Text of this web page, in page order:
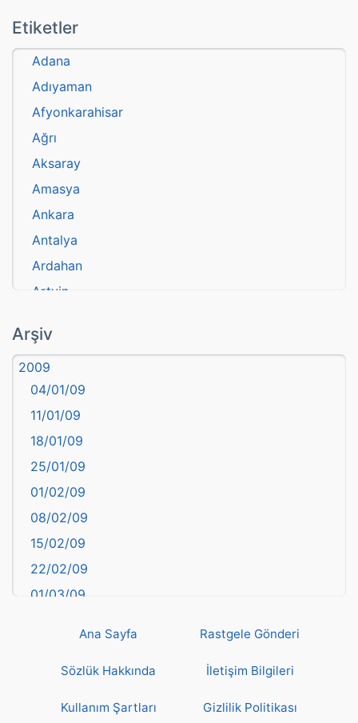
Etiketler
Adana
Adıyaman
Afyonkarahisar
Ağrı
Aksaray
Amasya
Ankara
Antalya
Ardahan
Artvin
Aydın
Balıkesir
Bartın
başkentler
Batman
Bayburt
Bilecik
Bingöl
Bitlis
Bolu
Burdur
Çankırı
Çorum
Arşiv
2009
04/01/09
11/01/09
18/01/09
25/01/09
01/02/09
08/02/09
15/02/09
22/02/09
01/03/09
22/03/09
Ana Sayfa Rastgele Gönderi
Sözlük Hakkında İletişim Bilgileri
Kullanım Şartları Gizlilik Politikası